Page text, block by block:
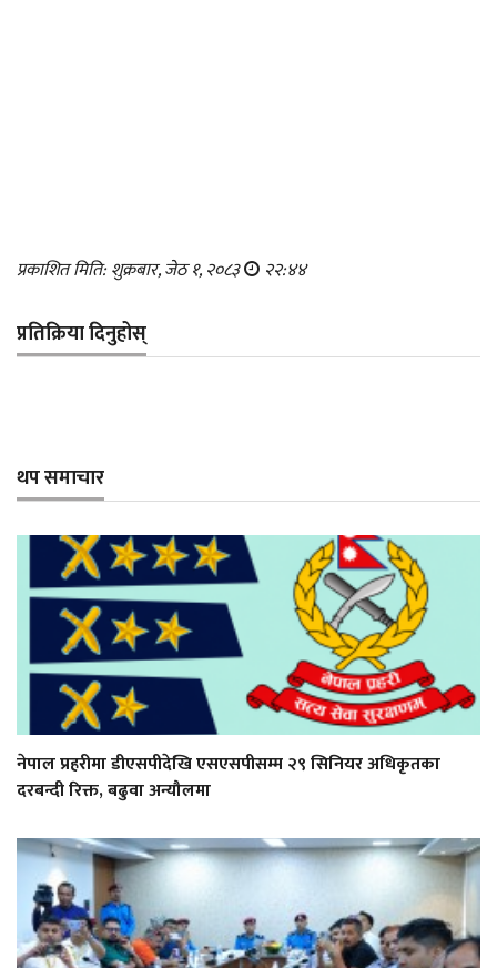
प्रकाशित मिति: शुक्रबार, जेठ १, २०८३ २२:४४
प्रतिक्रिया दिनुहोस्
थप समाचार
नेपाल प्रहरीमा डीएसपीदेखि एसएसपीसम्म २९ सिनियर अधिकृतका
दरबन्दी रिक्त, बढुवा अन्यौलमा